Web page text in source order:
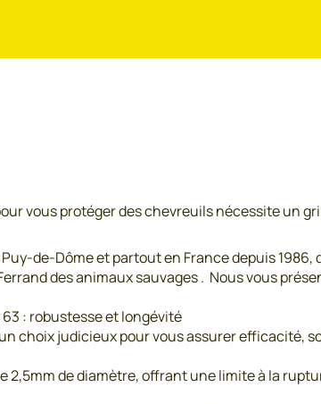
vous protéger des chevreuils nécessite un
de-Dôme et partout en France depuis 1986,
des animaux sauvages . Nous vous
: robustesse et longévité
choix judicieux pour vous assurer efficacité,
2,5mm de diamètre, offrant une limite à la